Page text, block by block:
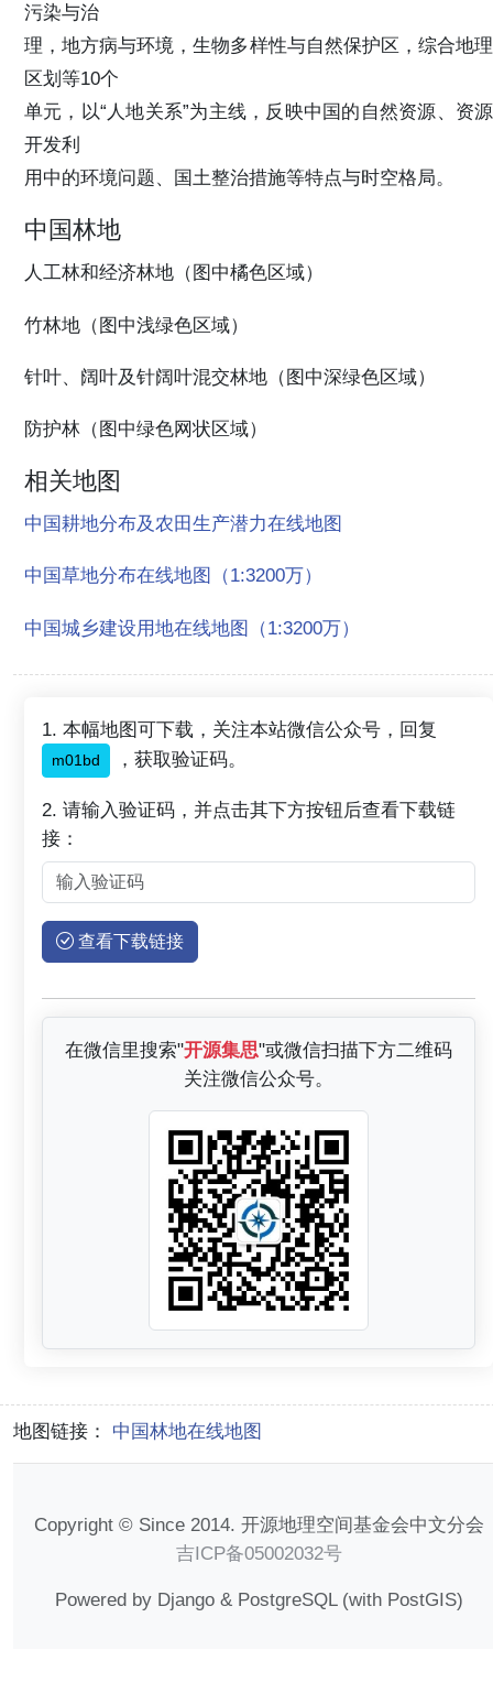
污染与治
理，地方病与环境，生物多样性与自然保护区，综合地理
区划等10个
单元，以“人地关系”为主线，反映中国的自然资源、资源
开发利
用中的环境问题、国土整治措施等特点与时空格局。
中国林地
人工林和经济林地（图中橘色区域）
竹林地（图中浅绿色区域）
针叶、阔叶及针阔叶混交林地（图中深绿色区域）
防护林（图中绿色网状区域）
相关地图
中国耕地分布及农田生产潜力在线地图
中国草地分布在线地图（1:3200万）
中国城乡建设用地在线地图（1:3200万）
1. 本幅地图可下载，关注本站微信公众号，回复
m01bd ，获取验证码。
2. 请输入验证码，并点击其下方按钮后查看下载链
接：
查看下载链接
在微信里搜索"开源集思"或微信扫描下方二维码
关注微信公众号。
地图链接： 中国林地在线地图
Copyright © Since 2014. 开源地理空间基金会中文分会
吉ICP备05002032号
Powered by Django & PostgreSQL (with PostGIS)